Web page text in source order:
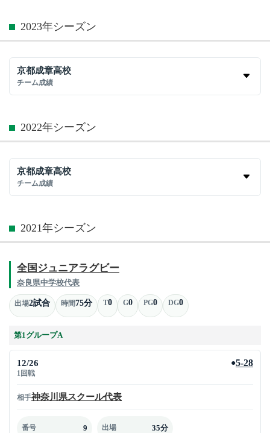
2023年シーズン
京都成章高校
チーム成績
2022年シーズン
京都成章高校
チーム成績
2021年シーズン
全国ジュニアラグビー
奈良県中学校代表
出場2試合 時間75分 T0 G0 PG0 DG0
第1グループA
12/26
1回戦
●5-28
相手神奈川県スクール代表
番号 9 出場 35分